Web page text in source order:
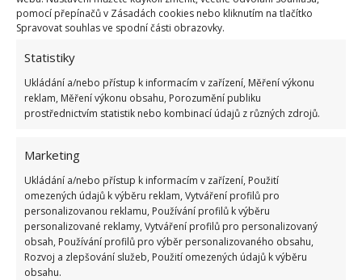
pomocí přepínačů v Zásadách cookies nebo kliknutím na tlačítko
Spravovat souhlas ve spodní části obrazovky.
Statistiky
Ukládání a/nebo přístup k informacím v zařízení, Měření výkonu
reklam, Měření výkonu obsahu, Porozumění publiku
prostřednictvím statistik nebo kombinací údajů z různých zdrojů.
Marketing
Ukládání a/nebo přístup k informacím v zařízení, Použití
omezených údajů k výběru reklam, Vytváření profilů pro
personalizovanou reklamu, Používání profilů k výběru
personalizované reklamy, Vytváření profilů pro personalizovaný
obsah, Používání profilů pro výběr personalizovaného obsahu,
Rozvoj a zlepšování služeb, Použití omezených údajů k výběru
obsahu.
SOUVISEJÍCÍ ČLÁNKY
Retro kvíz o symbolech socialismu: Kdo zodpoví
10 otázek nejen o Spartakiádě a vekslácích, ten
má slušný přehled